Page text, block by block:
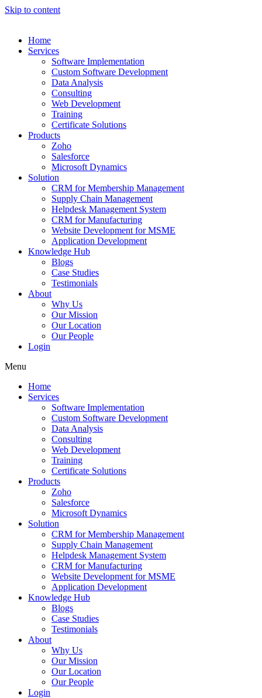
Skip to content
Home
Services
Software Implementation
Custom Software Development
Data Analysis
Consulting
Web Development
Training
Certificate Solutions
Products
Zoho
Salesforce
Microsoft Dynamics
Solution
CRM for Membership Management
Supply Chain Management
Helpdesk Management System
CRM for Manufacturing
Website Development for MSME
Application Development
Knowledge Hub
Blogs
Case Studies
Testimonials
About
Why Us
Our Mission
Our Location
Our People
Login
Menu
Home
Services
Software Implementation
Custom Software Development
Data Analysis
Consulting
Web Development
Training
Certificate Solutions
Products
Zoho
Salesforce
Microsoft Dynamics
Solution
CRM for Membership Management
Supply Chain Management
Helpdesk Management System
CRM for Manufacturing
Website Development for MSME
Application Development
Knowledge Hub
Blogs
Case Studies
Testimonials
About
Why Us
Our Mission
Our Location
Our People
Login